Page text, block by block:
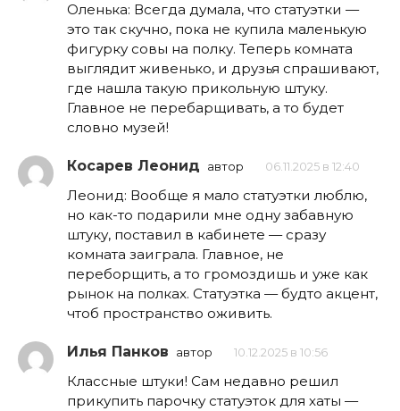
Оленька: Всегда думала, что статуэтки —
это так скучно, пока не купила маленькую
фигурку совы на полку. Теперь комната
выглядит живенько, и друзья спрашивают,
где нашла такую прикольную штуку.
Главное не перебарщивать, а то будет
словно музей!
Косарев Леонид автор 06.11.2025 в 12:40
Леонид: Вообще я мало статуэтки люблю,
но как-то подарили мне одну забавную
штуку, поставил в кабинете — сразу
комната заиграла. Главное, не
переборщить, а то громоздишь и уже как
рынок на полках. Статуэтка — будто акцент,
чтоб пространство оживить.
Илья Панков автор 10.12.2025 в 10:56
Классные штуки! Сам недавно решил
прикупить парочку статуэток для хаты —